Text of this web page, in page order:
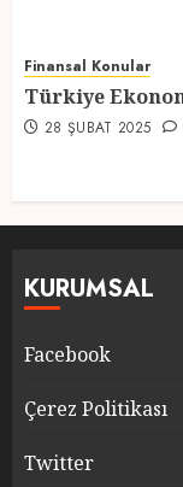
Finansal Konular
Türkiye
28 ŞUBAT 2025
KURUMSAL
Facebook
Çerez Politikası
Twitter